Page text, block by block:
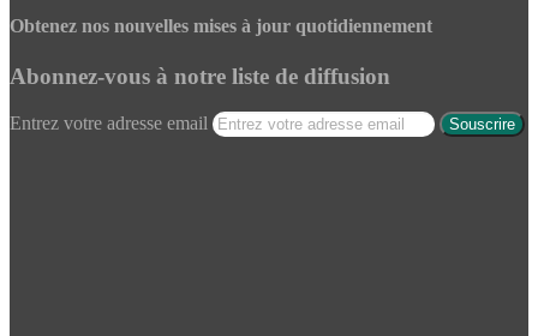
Obtenez nos nouvelles mises à jour quotidiennement
Abonnez-vous à notre liste de diffusion
Entrez votre adresse email